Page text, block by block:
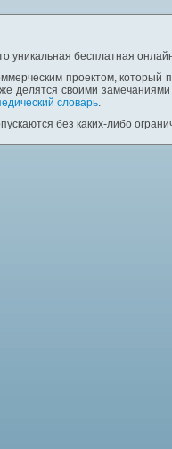
уникальная бесплатная
проектом,
делятся своими
словарь.
без каких-либо